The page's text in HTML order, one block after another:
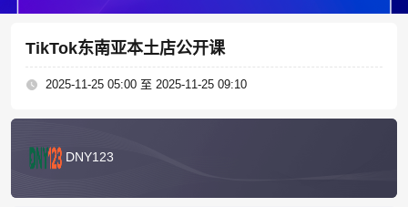
TikTok东南亚本土店公开课
2025-11-25 05:00 至 2025-11-25 09:10
DNY123